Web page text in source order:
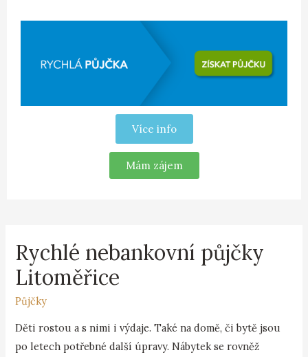
Více info
Mám zájem
Rychlé nebankovní půjčky
Litoměřice
Půjčky
Děti rostou a s nimi i výdaje. Také na domě, či bytě jsou
po letech potřebné další úpravy. Nábytek se rovněž